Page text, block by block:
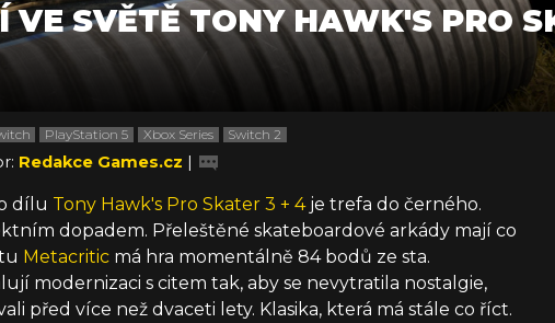
SVĚTĚ TONY HAWK'S PRO
PlayStation 5 Xbox Series Switch 2
Redakce Games.cz |
dílu Tony Hawk's Pro Skater 3 + 4je trefa do černého.
dopadem. Přeleštěné skateboardové arkády mají co
Metacritic má hra momentálně 84 bodů ze sta.
modernizaci s citem tak, aby se nevytratila nostalgie,
před více než dvaceti lety. Klasika, která má stále co říct.